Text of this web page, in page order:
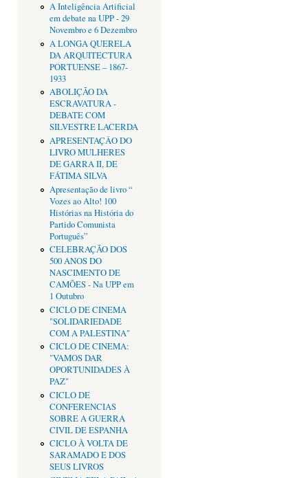
A Inteligência Artificial
em debate na UPP - 29
Novembro e 6 Dezembro
A LONGA QUERELA
DA ARQUITECTURA
PORTUENSE – 1867-
1933
ABOLIÇÃO DA
ESCRAVATURA -
DEBATE COM
SILVESTRE LACERDA
APRESENTAÇÂO DO
LIVRO MULHERES
DE GARRA II, DE
FÁTIMA SILVA
Apresentação de livro “
Vozes ao Alto! 100
Histórias na História do
Partido Comunista
Português”
CELEBRAÇÃO DOS
500 ANOS DO
NASCIMENTO DE
CAMÕES - Na UPP em
1 Outubro
CICLO DE CINEMA
"SOLIDARIEDADE
COM A PALESTINA"
CICLO DE CINEMA:
"VAMOS DAR
OPORTUNIDADES À
PAZ"
CICLO DE
CONFERENCIAS
SOBRE A GUERRA
CIVIL DE ESPANHA
CICLO À VOLTA DE
SARAMADO E DOS
SEUS LIVROS